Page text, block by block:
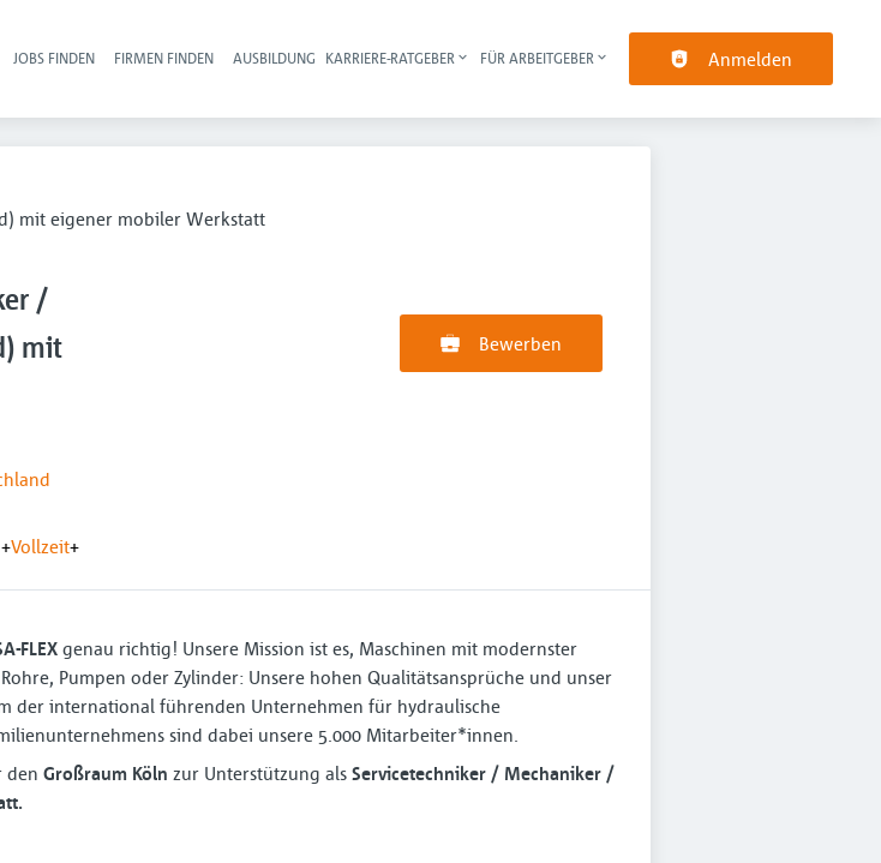
Haupt-Navigation
JOBS FINDEN FIRMEN FINDEN AUSBILDUNG KARRIERE-RATGEBER FÜR ARBEITGEBER Anmelden
mit eigener mobiler Werkstatt
/
mit
+Vollzeit+
Bewerben
FLEXgenau richtig! Unsere Mission ist es, Maschinen mit modernster
Pumpen oder Zylinder: Unsere hohen Qualitätsansprüche und unser
der international führenden Unternehmen für hydraulische
sind dabei unsere 5.000 Mitarbeiter*innen.
den Großraum Köln zur Unterstützung als Servicetechniker / Mechaniker /